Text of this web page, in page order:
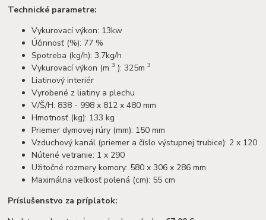
Technické parametre:
Vykurovací výkon: 13kw
Účinnosť (%): 77 %
Spotreba (kg/h): 3,7kg/h
Vykurovací výkon (m3 ): 325m3
Liatinový interiér
Vyrobené z liatiny a plechu
V/Š/H: 838 - 998 x 812 x 480 mm
Hmotnosť (kg): 133 kg
Priemer dymovej rúry (mm): 150 mm
Vzduchový kanál (priemer a číslo výstupnej trubice): 2 x 120
Nútené vetranie: 1 x 290
Užitočné rozmery komory: 580 x 306 x 286 mm
Maximálna veľkosť polená (cm): 55 cm
Príslušenstvo za príplatok: